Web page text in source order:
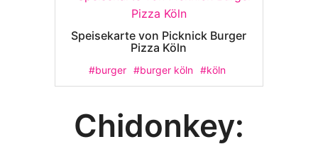
Speisekarte von Picknick Burger
Pizza Köln
#burger #burger köln #köln
Chidonkey: